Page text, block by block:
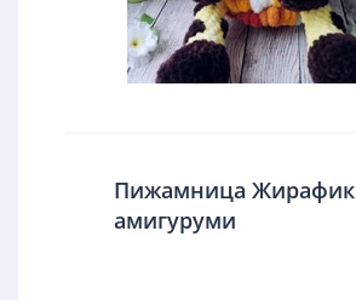
Пижамница Жирафик
амигуруми